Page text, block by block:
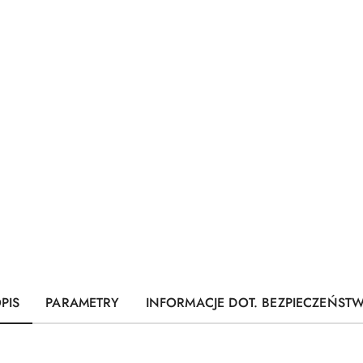
PARAMETRY INFORMACJE DOT.